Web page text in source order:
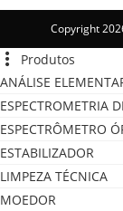
Copyright
Produtos
ANÁLISE
ESPECTROMETRIA
ESPECTRÔMETRO
ESTABILIZADOR
LIMPEZA TÉCNICA
MOEDOR